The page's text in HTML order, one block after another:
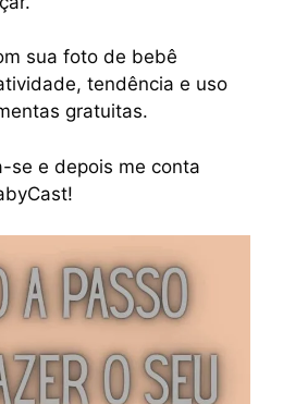
sua foto de bebê
tendência e uso
gratuitas.
se e depois me conta